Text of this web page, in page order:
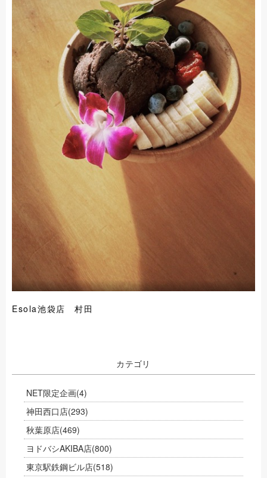
Esola池袋店 村田
カテゴリ
NET限定企画(4)
神田西口店(293)
秋葉原店(469)
ヨドバシAKIBA店(800)
東京駅鉄鋼ビル店(518)